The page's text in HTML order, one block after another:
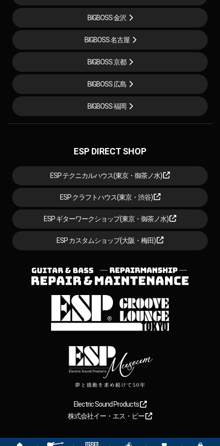
BIGBOSS 金沢
BIGBOSS 名古屋
BIGBOSS 京都
BIGBOSS 広島
BIGBOSS 福岡
ESP DIRECT SHOP
ESP テクニカルハウス(東京・御茶ノ水)
ESP クラフトハウス(東京・渋谷)
ESP ギターワークショップ(東京・御茶ノ水)
ESP カスタムショップ(大阪・梅田)
Electric Sound Products
株式会社イー・エス・ピー